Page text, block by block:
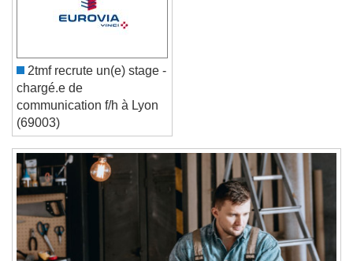
Close Modal Dialog
End of dialog window.
2tmf recrute un(e) stage -
chargé.e de
communication f/h à Lyon
(69003)